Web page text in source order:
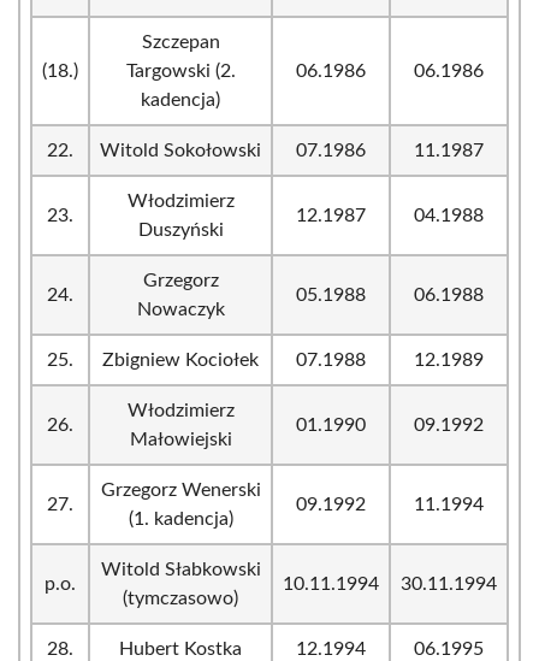
(18.)
Szczepan
Targowski (2.
kadencja)
06.1986 06.1986
22. Witold Sokołowski 07.1986 11.1987
23.
Włodzimierz
Duszyński
12.1987 04.1988
24.
Grzegorz
Nowaczyk
05.1988 06.1988
25. Zbigniew Kociołek 07.1988 12.1989
26.
Włodzimierz
Małowiejski
01.1990 09.1992
27.
Grzegorz Wenerski
(1. kadencja)
09.1992 11.1994
p.o.
Witold Słabkowski
(tymczasowo)
10.11.1994 30.11.1994
28. Hubert Kostka 12.1994 06.1995